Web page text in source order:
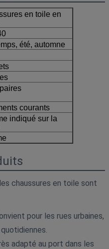
en toile en
été, automne
courants
indiqué sur la
chaussures en toile sont
pour les rues urbaines,
adapté au port dans les